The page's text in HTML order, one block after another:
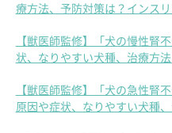
療方法、予防対策は？インス
【獣医師監修】「犬の慢性腎
状、なりやすい犬種、治療方法
【獣医師監修】「犬の急性腎
原因や症状、なりやすい犬種